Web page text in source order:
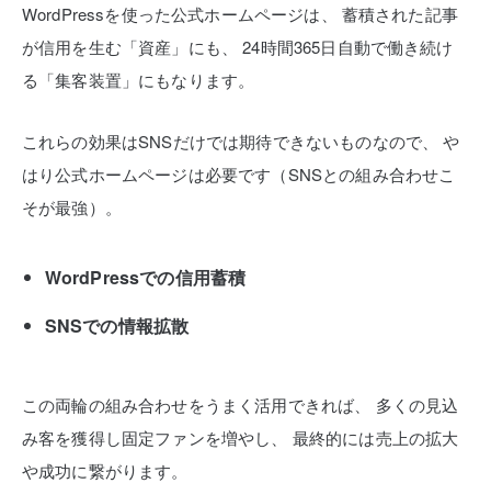
WordPressを使った公式ホームページは、
蓄積された記事
が信用を生む「資産」にも、
24時間365日自動で働き続け
る「集客装置」にもなります。
これらの効果はSNSだけでは期待できないものなので、
や
はり公式ホームページは必要です（SNSとの組み合わせこ
そが最強）。
WordPressでの信用蓄積
SNSでの情報拡散
この両輪の組み合わせをうまく活用できれば、
多くの見込
み客を獲得し固定ファンを増やし、
最終的には売上の拡大
や成功に繋がります。